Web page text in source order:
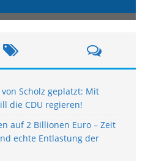
Scholz geplatzt: Mit
die CDU regieren!
auf 2 Billionen Euro – Zeit
echte Entlastung der